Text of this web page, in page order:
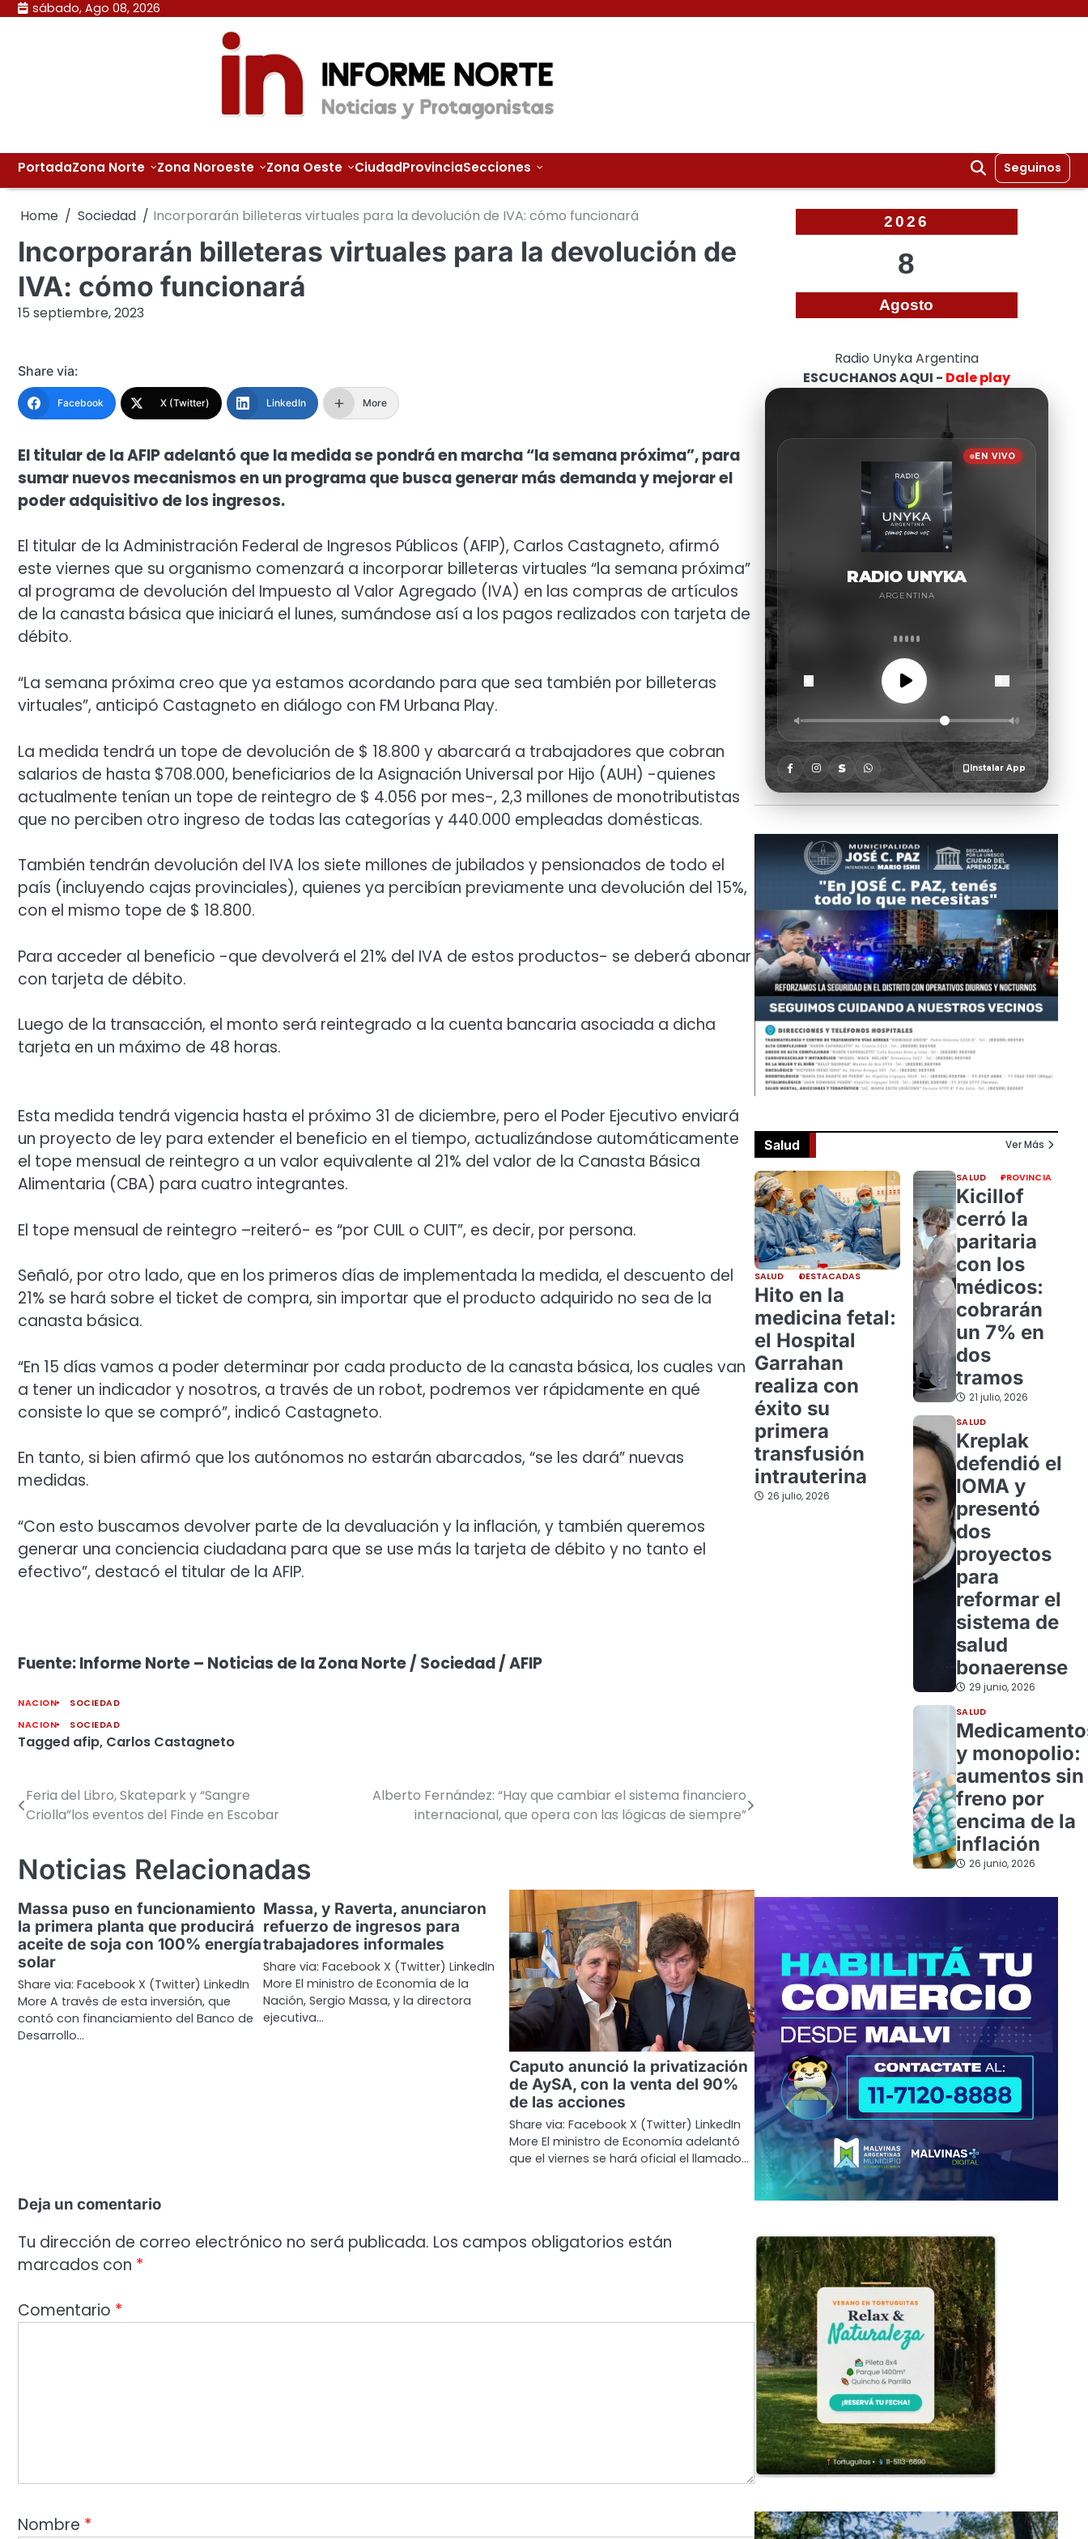
Skip sábado, Ago 08, 2026
PortadaZona Norte Zona Noroeste Zona Oeste CiudadProvinciaSecciones Seguinos
Home Sociedad Incorporarán billeteras virtuales para la devolución de IVA: cómo funcionará
Incorporarán billeteras virtuales para la devolución de
IVA: cómo funcionará
15 septiembre, 2023
Share via:
Facebook X (Twitter) LinkedIn More
El titular de la AFIP adelantó que la medida se pondrá en marcha “la semana próxima”, para
sumar nuevos mecanismos en un programa que busca generar más demanda y mejorar el
poder adquisitivo de los ingresos.
El titular de la Administración Federal de Ingresos Públicos (AFIP), Carlos Castagneto, afirmó
este viernes que su organismo comenzará a incorporar billeteras virtuales “la semana próxima”
al programa de devolución del Impuesto al Valor Agregado (IVA) en las compras de artículos
de la canasta básica que iniciará el lunes, sumándose así a los pagos realizados con tarjeta de
débito.
“La semana próxima creo que ya estamos acordando para que sea también por billeteras
virtuales”, anticipó Castagneto en diálogo con FM Urbana Play.
La medida tendrá un tope de devolución de $ 18.800 y abarcará a trabajadores que cobran
salarios de hasta $708.000, beneficiarios de la Asignación Universal por Hijo (AUH) -quienes
actualmente tenían un tope de reintegro de $ 4.056 por mes-, 2,3 millones de monotributistas
que no perciben otro ingreso de todas las categorías y 440.000 empleadas domésticas.
También tendrán devolución del IVA los siete millones de jubilados y pensionados de todo el
país (incluyendo cajas provinciales), quienes ya percibían previamente una devolución del 15%,
con el mismo tope de $ 18.800.
Para acceder al beneficio -que devolverá el 21% del IVA de estos productos- se deberá abonar
con tarjeta de débito.
Luego de la transacción, el monto será reintegrado a la cuenta bancaria asociada a dicha
tarjeta en un máximo de 48 horas.
Esta medida tendrá vigencia hasta el próximo 31 de diciembre, pero el Poder Ejecutivo enviará
un proyecto de ley para extender el beneficio en el tiempo, actualizándose automáticamente
el tope mensual de reintegro a un valor equivalente al 21% del valor de la Canasta Básica
Alimentaria (CBA) para cuatro integrantes.
El tope mensual de reintegro –reiteró- es “por CUIL o CUIT”, es decir, por persona.
Señaló, por otro lado, que en los primeros días de implementada la medida, el descuento del
21% se hará sobre el ticket de compra, sin importar que el producto adquirido no sea de la
canasta básica.
“En 15 días vamos a poder determinar por cada producto de la canasta básica, los cuales van
a tener un indicador y nosotros, a través de un robot, podremos ver rápidamente en qué
consiste lo que se compró”, indicó Castagneto.
En tanto, si bien afirmó que los autónomos no estarán abarcados, “se les dará” nuevas
medidas.
“Con esto buscamos devolver parte de la devaluación y la inflación, y también queremos
generar una conciencia ciudadana para que se use más la tarjeta de débito y no tanto el
efectivo”, destacó el titular de la AFIP.
Fuente: Informe Norte – Noticias de la Zona Norte / Sociedad / AFIP
NACION
SOCIEDAD
NACION
SOCIEDAD
Tagged afip, Carlos Castagneto
Navegación
entradas
Feria del Libro, Skatepark y “Sangre
Criolla”los eventos del Finde en Escobar
Alberto Fernández: “Hay que cambiar el sistema financiero
internacional, que opera con las lógicas de siempre”
Noticias Relacionadas
Massa puso en funcionamiento
la primera planta que producirá
aceite de soja con 100% energía
solar
Share via: Facebook X (Twitter) LinkedIn
More A través de esta inversión, que
contó con financiamiento del Banco de
Desarrollo…
Massa, y Raverta, anunciaron
refuerzo de ingresos para
trabajadores informales
Share via: Facebook X (Twitter) LinkedIn
More El ministro de Economía de la
Nación, Sergio Massa, y la directora
ejecutiva…
Caputo anunció la privatización
de AySA, con la venta del 90%
de las acciones
Share via: Facebook X (Twitter) LinkedIn
More El ministro de Economía adelantó
que el viernes se hará oficial el llamado…
Deja un comentario
Tu dirección de correo electrónico no será publicada. Los campos obligatorios están
marcados con *
Comentario *
Nombre *
2026
8
Agosto
Radio Unyka Argentina
ESCUCHANOS AQUI - Dale play
Salud Ver Más
SALUD DESTACADAS
Hito en la
medicina fetal:
el Hospital
Garrahan
realiza con
éxito su
primera
transfusión
intrauterina
26 julio, 2026
SALUD PROVINCIA
Kicillof
cerró la
paritaria
con los
médicos:
cobrarán
un 7% en
dos
tramos
21 julio, 2026
SALUD
Kreplak
defendió el
IOMA y
presentó
dos
proyectos
para
reformar el
sistema de
salud
bonaerense
29 junio, 2026
SALUD
y monopolio:
aumentos sin
freno por
encima de la
inflación
26 junio, 2026